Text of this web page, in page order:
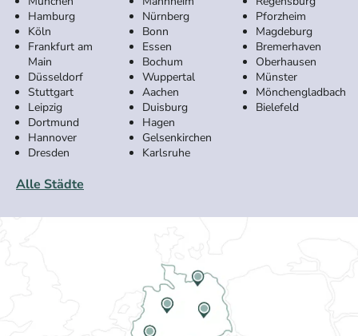
Hamburg
Köln
Frankfurt am
Main
Düsseldorf
Stuttgart
Leipzig
Dortmund
Hannover
Dresden
Nürnberg
Bonn
Essen
Bochum
Wuppertal
Aachen
Duisburg
Hagen
Gelsenkirchen
Karlsruhe
Pforzheim
Magdeburg
Bremerhaven
Oberhausen
Münster
Mönchengladbach
Bielefeld
Alle Städte